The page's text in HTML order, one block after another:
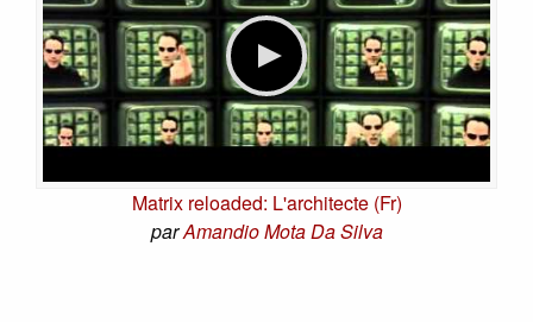
Matrix reloaded: L'architecte (Fr)
parAmandio Mota Da Silva